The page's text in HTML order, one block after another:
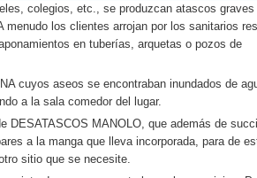
colegios, etc., se produzcan atascos graves
los clientes arrojan por los sanitarios
en tuberías, arquetas o pozos de
cuyos aseos se encontraban inundados de
a la sala comedor del lugar.
DESATASCOS MANOLO, que además de
a la manga que lleva incorporada, para de
sitio que se necesite.